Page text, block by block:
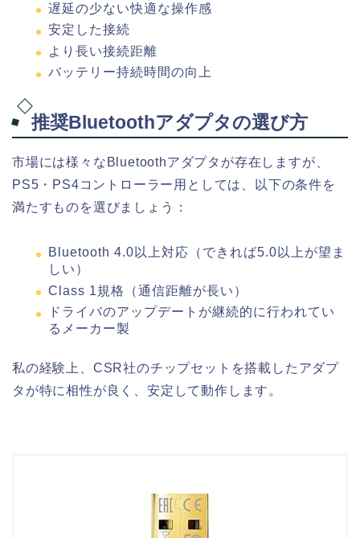
遅延の少ない快適な操作感
安定した接続
より長い接続距離
バッテリー持続時間の向上
推奨Bluetoothアダプタの選び方
市場には様々なBluetoothアダプタが存在しますが、
PS5・PS4コントローラー用としては、以下の条件を
満たすものを選びましょう：
Bluetooth 4.0以上対応（できれば5.0以上が望ま
しい）
Class 1規格（通信距離が長い）
ドライバのアップデートが継続的に行われてい
るメーカー製
私の経験上、CSR社のチップセットを搭載したアダプ
タが特に相性が良く、安定して動作します。